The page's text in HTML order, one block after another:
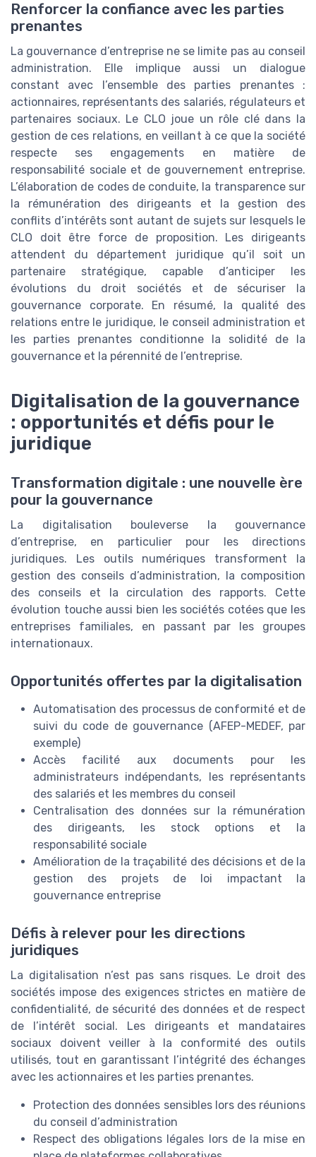
Renforcer la confiance avec les parties
prenantes
La gouvernance d’entreprise ne se limite pas au conseil
administration. Elle implique aussi un dialogue
constant avec l’ensemble des parties prenantes :
actionnaires, représentants des salariés, régulateurs et
partenaires sociaux. Le CLO joue un rôle clé dans la
gestion de ces relations, en veillant à ce que la société
respecte ses engagements en matière de
responsabilité sociale et de gouvernement entreprise.
L’élaboration de codes de conduite, la transparence sur
la rémunération des dirigeants et la gestion des
conflits d’intérêts sont autant de sujets sur lesquels le
CLO doit être force de proposition. Les dirigeants
attendent du département juridique qu’il soit un
partenaire stratégique, capable d’anticiper les
évolutions du droit sociétés et de sécuriser la
gouvernance corporate. En résumé, la qualité des
relations entre le juridique, le conseil administration et
les parties prenantes conditionne la solidité de la
gouvernance et la pérennité de l’entreprise.
Digitalisation de la gouvernance
: opportunités et défis pour le
juridique
Transformation digitale : une nouvelle ère
pour la gouvernance
La digitalisation bouleverse la gouvernance
d’entreprise, en particulier pour les directions
juridiques. Les outils numériques transforment la
gestion des conseils d’administration, la composition
des conseils et la circulation des rapports. Cette
évolution touche aussi bien les sociétés cotées que les
entreprises familiales, en passant par les groupes
internationaux.
Opportunités offertes par la digitalisation
Automatisation des processus de conformité et de
suivi du code de gouvernance (AFEP-MEDEF, par
exemple)
Accès facilité aux documents pour les
administrateurs indépendants, les représentants
des salariés et les membres du conseil
Centralisation des données sur la rémunération
des dirigeants, les stock options et la
responsabilité sociale
Amélioration de la traçabilité des décisions et de la
gestion des projets de loi impactant la
gouvernance entreprise
Défis à relever pour les directions
juridiques
La digitalisation n’est pas sans risques. Le droit des
sociétés impose des exigences strictes en matière de
confidentialité, de sécurité des données et de respect
de l’intérêt social. Les dirigeants et mandataires
sociaux doivent veiller à la conformité des outils
utilisés, tout en garantissant l’intégrité des échanges
avec les actionnaires et les parties prenantes.
Protection des données sensibles lors des réunions
du conseil d’administration
Respect des obligations légales lors de la mise en